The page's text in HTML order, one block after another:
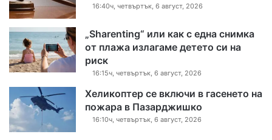
16:40ч, четвъртък, 6 август, 2026
„Sharenting“ или как с една снимка
от плажа излагаме детето си на
риск
16:15ч, четвъртък, 6 август, 2026
Хеликоптер се включи в гасенето на
пожара в Пазарджишко
16:10ч, четвъртък, 6 август, 2026